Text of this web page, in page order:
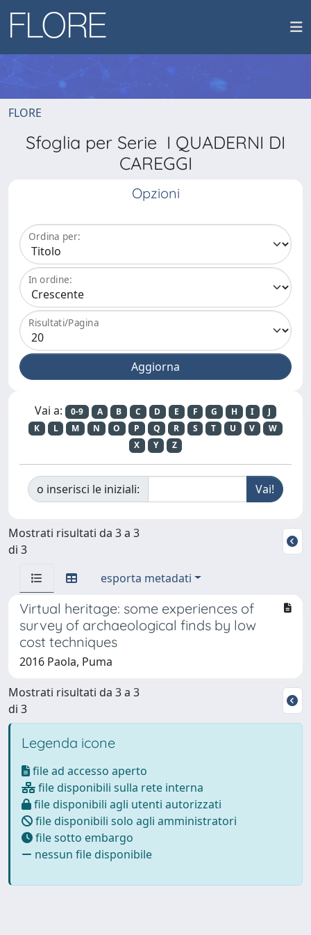
FLORE
Sfoglia per Serie I QUADERNI DI
CAREGGI
Opzioni
Ordina per:
In ordine:
Risultati/Pagina
Vai a: 0-9 A B C D E F G H I
J
K
L M N O P Q R S T U V
W
X
Y Z
o inserisci le iniziali:
Mostrati risultati da 3 a 3
di 3
esporta metadati
Virtual heritage: some experiences of
survey of archaeological finds by low
cost techniques
2016 Paola, Puma
Mostrati risultati da 3 a 3
di 3
Legenda icone
file ad accesso aperto
file disponibili sulla rete interna
file disponibili agli utenti autorizzati
file disponibili solo agli amministratori
file sotto embargo
nessun file disponibile